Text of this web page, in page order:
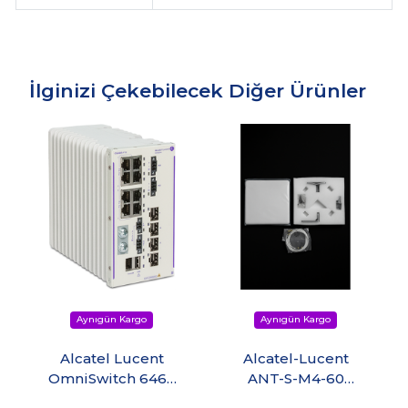
İlginizi Çekebilecek Diğer Ürünler
Alcatel Lucent
OmniSwitch 6465
Alcatel-Lucent
ANT-S-M4-60